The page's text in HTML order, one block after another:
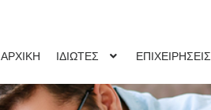
ΑΡΧΙΚΗ ΙΔΙΩΤΕΣ ΕΠΙΧΕΙΡΗΣΕΙΣ